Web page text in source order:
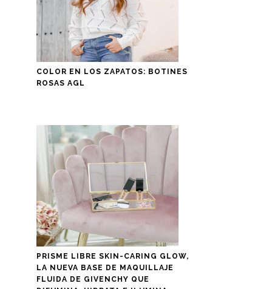
COLOR EN LOS ZAPATOS: BOTINES
ROSAS AGL
PRISME LIBRE SKIN-CARING GLOW,
LA NUEVA BASE DE MAQUILLAJE
FLUIDA DE GIVENCHY QUE